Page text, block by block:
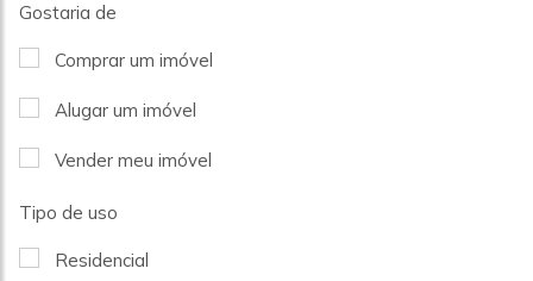
Gostaria de
Comprar um imóvel
Alugar um imóvel
Vender meu imóvel
Tipo de uso
Residencial